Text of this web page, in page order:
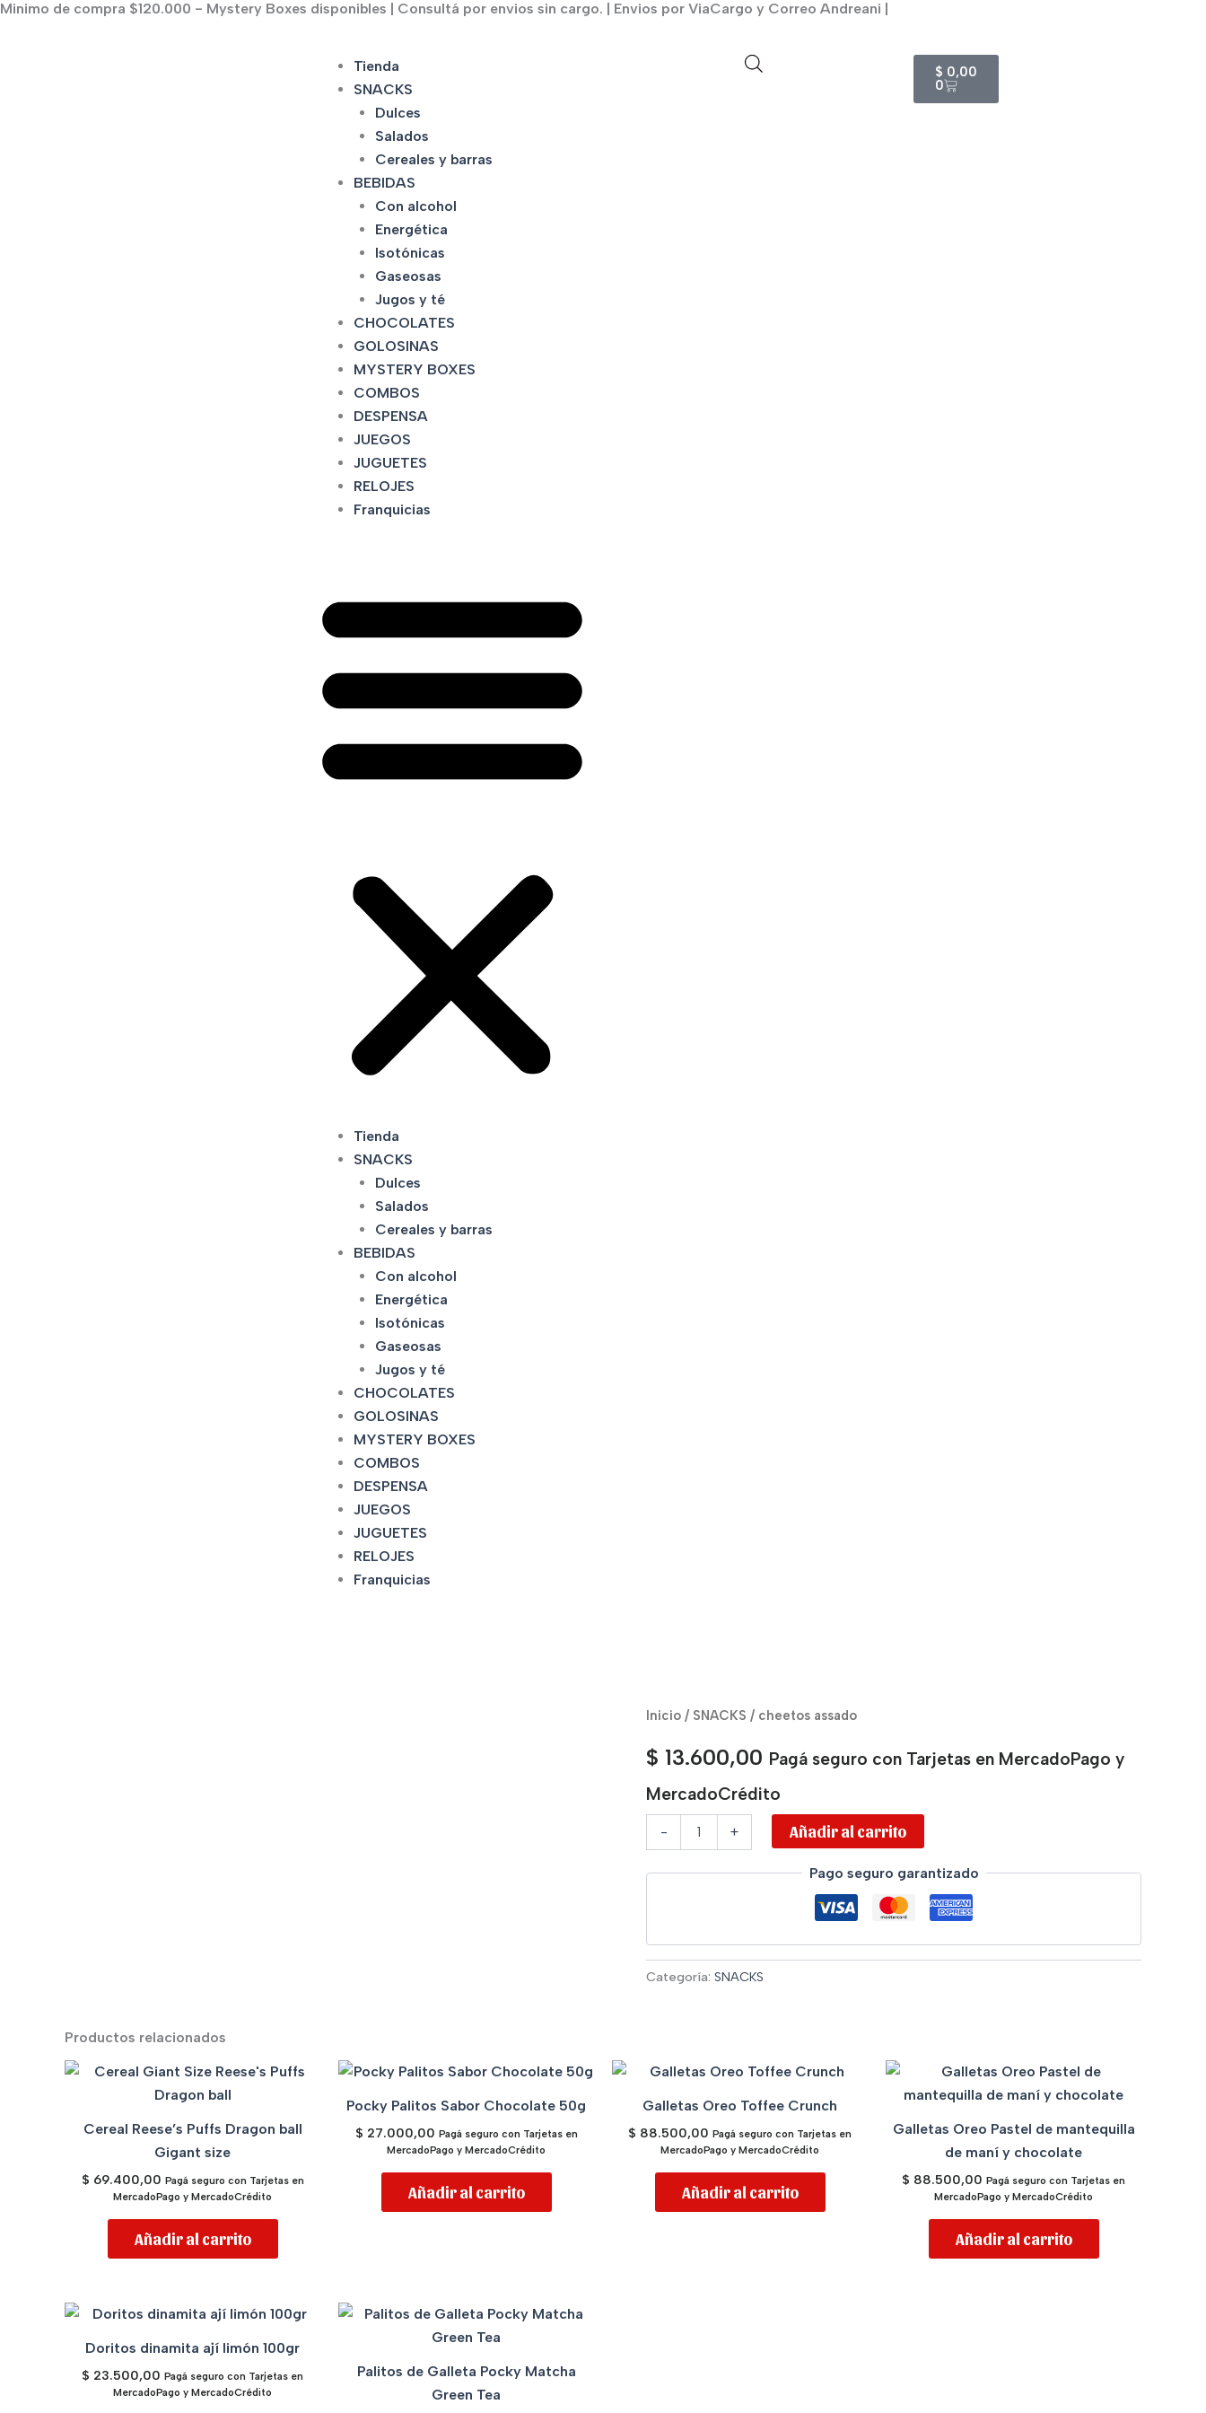
Ir
Minimo de compra $120.000 - Mystery Boxes disponibles | Consultá por envios sin cargo. | Envios por ViaCargo y Correo Andreani |
Tienda
SNACKS
Dulces
Salados
Cereales y barras
BEBIDAS
Con alcohol
Energética
Isotónicas
Gaseosas
Jugos y té
CHOCOLATES
GOLOSINAS
MYSTERY BOXES
COMBOS
DESPENSA
JUEGOS
JUGUETES
RELOJES
Franquicias
Tienda
SNACKS
Dulces
Salados
Cereales y barras
BEBIDAS
Con alcohol
Energética
Isotónicas
Gaseosas
Jugos y té
CHOCOLATES
GOLOSINAS
MYSTERY BOXES
COMBOS
DESPENSA
JUEGOS
JUGUETES
RELOJES
Franquicias
$ 0,00
0
Cart
Inicio / SNACKS / cheetos assado
$ 13.600,00 Pagá seguro con Tarjetas en MercadoPago y
MercadoCrédito
-
cheetos
cantidad
+ Añadir al carrito
Pago seguro garantizado
Categoría: SNACKS
Productos relacionados
Cereal Reese’s Puffs Dragon ball
Gigant size
$ 69.400,00 Pagá seguro con Tarjetas en
MercadoPago y MercadoCrédito
Añadir al carrito
Pocky Palitos Sabor Chocolate 50g
$ 27.000,00 Pagá seguro con Tarjetas en
MercadoPago y MercadoCrédito
Añadir al carrito
Galletas Oreo Toffee Crunch
$ 88.500,00 Pagá seguro con Tarjetas en
MercadoPago y MercadoCrédito
Añadir al carrito
Galletas Oreo Pastel de mantequilla
de maní y chocolate
$ 88.500,00 Pagá seguro con Tarjetas en
MercadoPago y MercadoCrédito
Añadir al carrito
Doritos dinamita ají limón 100gr
$ 23.500,00 Pagá seguro con Tarjetas en
MercadoPago y MercadoCrédito
Palitos de Galleta Pocky Matcha
Green Tea